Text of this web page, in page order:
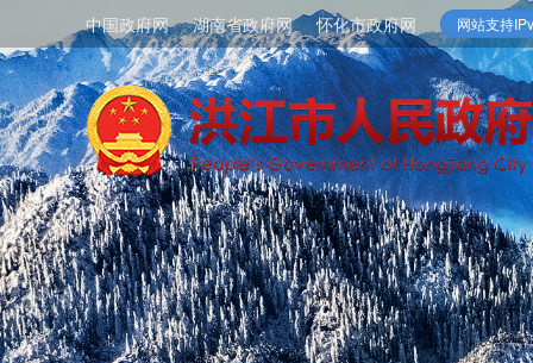
中国政府网 湖南省政府网 怀化市政府网 网站支持